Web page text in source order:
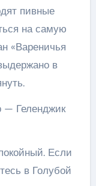
пивные
на самую
«Вареничья
в
— Геленджик
Если
в Голубой